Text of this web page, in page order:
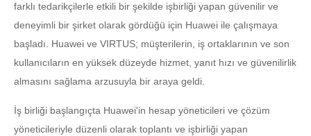
farklı tedarikçilerle etkili bir şekilde işbirliği yapan güvenilir ve
deneyimli bir şirket olarak gördüğü için Huawei ile çalışmaya
başladı. Huawei ve VIRTUS; müşterilerin, iş ortaklarının ve son
kullanıcıların en yüksek düzeyde hizmet, yanıt hızı ve güvenilirlik
almasını sağlama arzusuyla bir araya geldi.
İş birliği başlangıçta Huawei'in hesap yöneticileri ve çözüm
yöneticileriyle düzenli olarak toplantı ve işbirliği yapan